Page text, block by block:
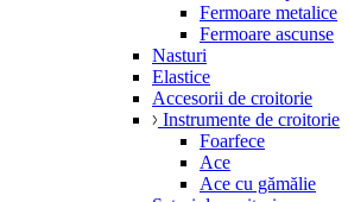
Fermoare metalice
Fermoare ascunse
Nasturi
Elastice
Accesorii de croitorie
Instrumente de croitorie
Foarfece
Ace
Ace cu gămălie